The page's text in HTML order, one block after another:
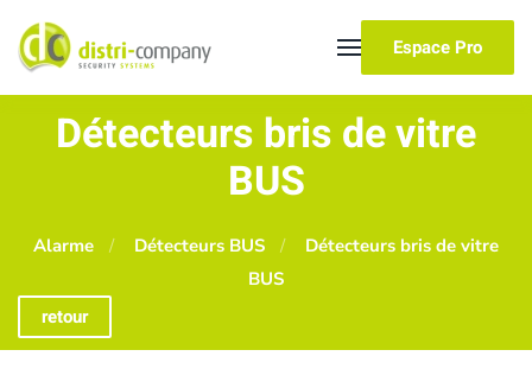
Skip to main content
Espace Pro
Détecteurs bris de vitre
BUS
Alarme Détecteurs BUS
Détecteurs bris de vitre
BUS
retour